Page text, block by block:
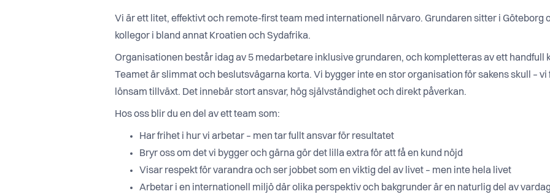
Vi är ett litet, effektivt och remote-first team med internationell närvaro. Grundaren sitter i Göteborg
kollegor i bland annat Kroatien och Sydafrika.
Organisationen består idag av 5 medarbetare inklusive grundaren, och kompletteras av ett handfull
Teamet är slimmat och beslutsvägarna korta. Vi bygger inte en stor organisation för sakens skull –
lönsam tillväxt. Det innebär stort ansvar, hög självständighet och direkt påverkan.
Hos oss blir du en del av ett team som:
Har frihet i hur vi arbetar – men tar fullt ansvar för resultatet
Bryr oss om det vi bygger och gärna gör det lilla extra för att få en kund nöjd
Visar respekt för varandra och ser jobbet som en viktig del av livet – men inte hela livet
Arbetar i en internationell miljö där olika perspektiv och bakgrunder är en naturlig del av